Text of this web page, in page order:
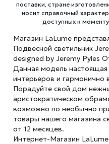
поставки, стране
носит справочный
доступных к
Магазин LaLume
Подвесной светильник
designed by Jeremy Pyles
Данная модель
интерьеров и гармонично
Порадуйте свой дом
аристократическом
возможно по необычно
товары нашего магазина
от 12 месяцев.
Интернет-Магазин